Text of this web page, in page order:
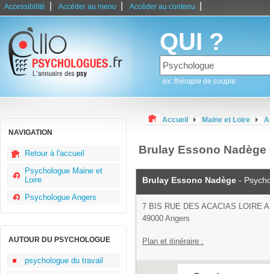
Accessibilité Accéder au menu Accéder au contenu
QUI ?
ex: thérapie de couple
NAVIGATION
Retour à l'accueil
Psychologue Maine et
Loire
Psychologue Angers
AUTOUR DU PSYCHOLOGUE
psychologue du travail
Accueil Maine et Loire
Brulay Essono
Brulay Essono Nadège -
7 BIS RUE DES ACACIAS LOIRE
49000 Angers
Plan et itinéraire :